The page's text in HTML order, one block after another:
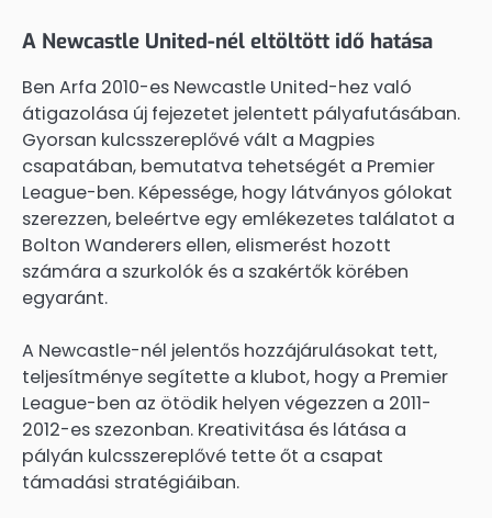
A Newcastle United-nél eltöltött idő hatása
Ben Arfa 2010-es Newcastle United-hez való
átigazolása új fejezetet jelentett pályafutásában.
Gyorsan kulcsszereplővé vált a Magpies
csapatában, bemutatva tehetségét a Premier
League-ben. Képessége, hogy látványos gólokat
szerezzen, beleértve egy emlékezetes találatot a
Bolton Wanderers ellen, elismerést hozott
számára a szurkolók és a szakértők körében
egyaránt.
A Newcastle-nél jelentős hozzájárulásokat tett,
teljesítménye segítette a klubot, hogy a Premier
League-ben az ötödik helyen végezzen a 2011-
2012-es szezonban. Kreativitása és látása a
pályán kulcsszereplővé tette őt a csapat
támadási stratégiáiban.